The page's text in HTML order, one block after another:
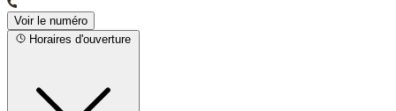
Voir le numéro
Horaires d'ouverture